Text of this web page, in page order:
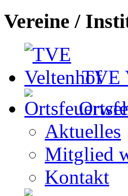
Vereine /
TVE
Aktuelles
Mitglied
Kontakt